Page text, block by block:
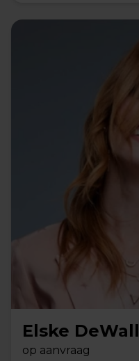
Elske DeWall
op aanvraag